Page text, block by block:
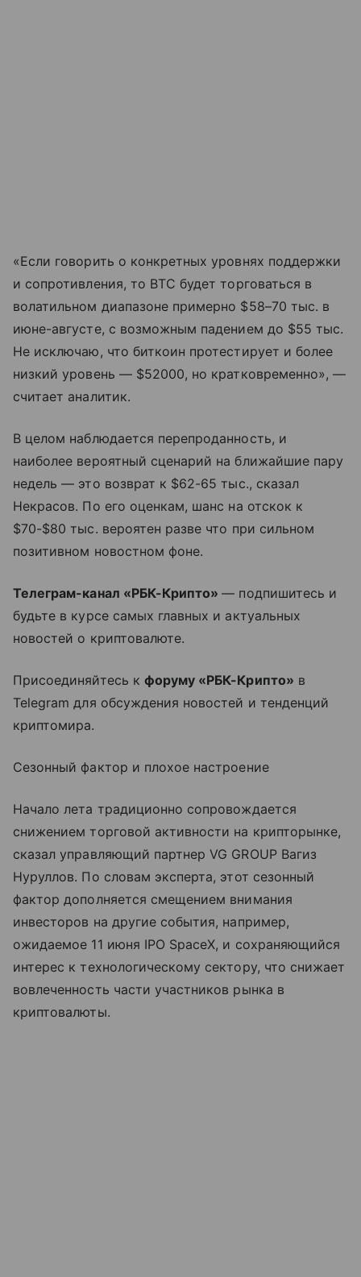
«Если говорить о конкретных уровнях поддержки
и сопротивления, то BTC будет торговаться в
волатильном диапазоне примерно $58–70 тыс. в
июне-августе, с возможным падением до $55 тыс.
Не исключаю, что биткоин протестирует и более
низкий уровень — $52000, но кратковременно», —
считает аналитик.
В целом наблюдается перепроданность, и
наиболее вероятный сценарий на ближайшие пару
недель — это возврат к $62-65 тыс., сказал
Некрасов. По его оценкам, шанс на отскок к
$70-$80 тыс. вероятен разве что при сильном
позитивном новостном фоне.
Телеграм-канал «РБК-Крипто»— подпишитесь и
будьте в курсе самых главных и актуальных
новостей о криптовалюте.
Присоединяйтесь к форуму «РБК-Крипто» в
Telegram для обсуждения новостей и тенденций
криптомира.
Сезонный фактор и плохое настроение
Начало лета традиционно сопровождается
снижением торговой активности на крипторынке,
сказал управляющий партнер VG GROUP Вагиз
Нуруллов. По словам эксперта, этот сезонный
фактор дополняется смещением внимания
инвесторов на другие события, например,
ожидаемое 11 июня IPO SpaceX, и сохраняющийся
интерес к технологическому сектору, что снижает
вовлеченность части участников рынка в
криптовалюты.